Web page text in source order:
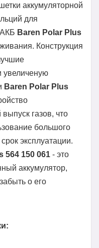
аккумуляторной
для
АКБ Baren Polar Plus
Конструкция
увеличеную
Baren Polar Plus
газов, что
большого
эксплуатации.
564 150 061 - это
аккумулятор,
о его